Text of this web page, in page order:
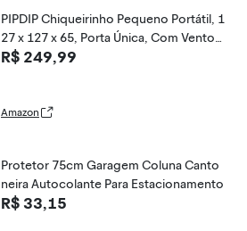
PIPDIP Chiqueirinho Pequeno Portátil, 1
27 x 127 x 65, Porta Única, Com Ventos
as, Alças de Apoio, Tubos de Ferro, Esp
R$ 249,99
Amazon
Protetor 75cm Garagem Coluna Canto
neira Autocolante Para Estacionamento
R$ 33,15